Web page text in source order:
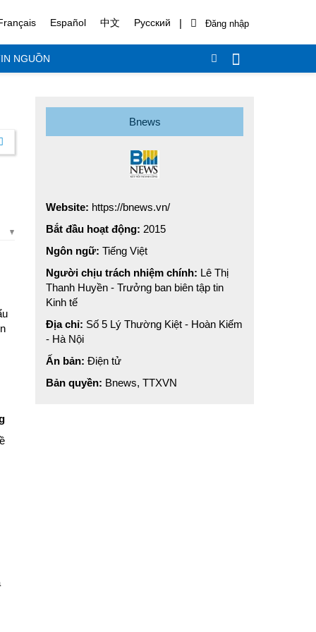
Español 中文 Русский |
NGUỒN
Bnews
Website: https://bnews.vn/
Bắt đầu hoạt động: 2015
Ngôn ngữ:Tiếng Việt
Người chịu trách nhiệm chính: Lê Thị
Thanh Huyền - Trưởng ban biên tập tin
Kinh tế
Địa chỉ: Số 5 Lý Thường Kiệt - Hoàn Kiếm
- Hà Nội
Ấn bản:Điện tử
Bản quyền: Bnews, TTXVN